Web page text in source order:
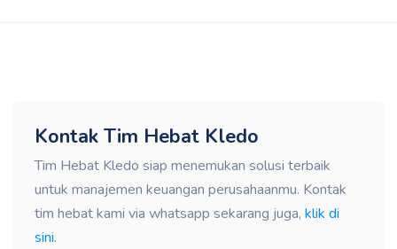
Pengaturan >> Alur Bisnis >> Multi Mata Uang.
Kontak Tim Hebat Kledo
Tim Hebat Kledo siap menemukan solusi terbaik
untuk manajemen keuangan perusahaanmu. Kontak
tim hebat kami via whatsapp sekarang juga, klik di
sini.